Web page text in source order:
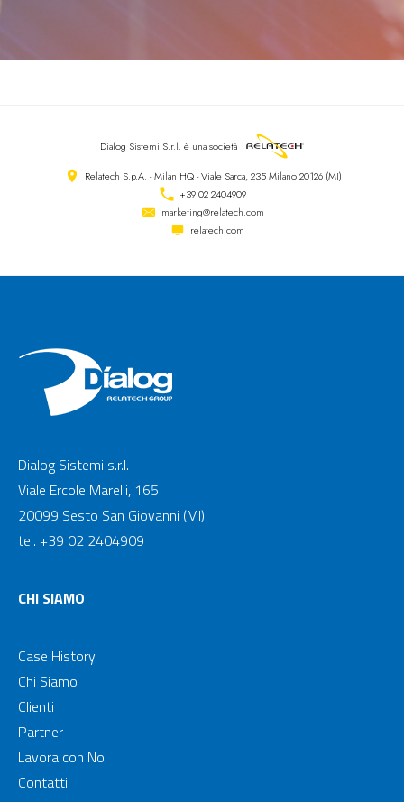
Dialog Sistemi S.r.l. è una società
Relatech S.p.A. - Milan HQ - Viale Sarca, 235 Milano 20126 (MI)
+39 02 2404909
marketing@relatech.com
relatech.com
Dialog Sistemi s.r.l.
Viale Ercole Marelli, 165
20099 Sesto San Giovanni (MI)
tel. +39 02 2404909
CHI SIAMO
Case History
Chi Siamo
Clienti
Partner
Lavora con Noi
Contatti